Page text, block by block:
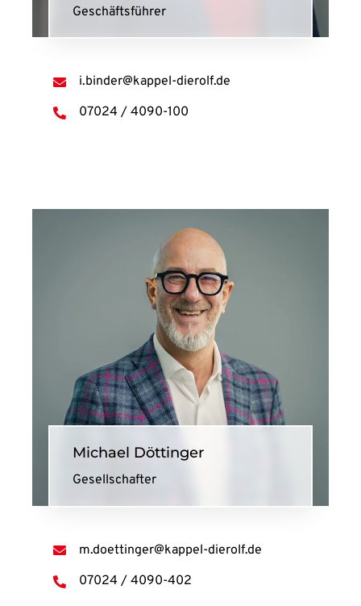
Geschäftsführer
i.binder@kappel-dierolf.de
07024 / 4090-100
Michael Döttinger
Gesellschafter
m.doettinger@kappel-dierolf.de
07024 / 4090-402